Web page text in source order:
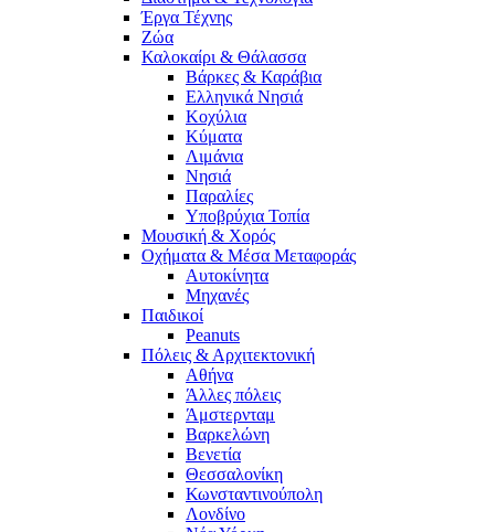
Έργα Τέχνης
Ζώα
Καλοκαίρι & Θάλασσα
Βάρκες & Καράβια
Ελληνικά Νησιά
Κοχύλια
Κύματα
Λιμάνια
Νησιά
Παραλίες
Υποβρύχια Τοπία
Μουσική & Χορός
Οχήματα & Μέσα Μεταφοράς
Αυτοκίνητα
Μηχανές
Παιδικοί
Peanuts
Πόλεις & Αρχιτεκτονική
Αθήνα
Άλλες πόλεις
Άμστερνταμ
Βαρκελώνη
Βενετία
Θεσσαλονίκη
Κωνσταντινούπολη
Λονδίνο